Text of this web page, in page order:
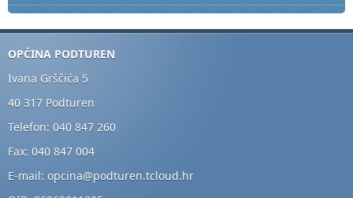
OPĆINA PODTUREN
Ivana Grščića 5
40 317 Podturen
Telefon: 040 847 260
Fax: 040 847 004
E-mail: opcina@podturen.tcloud.hr